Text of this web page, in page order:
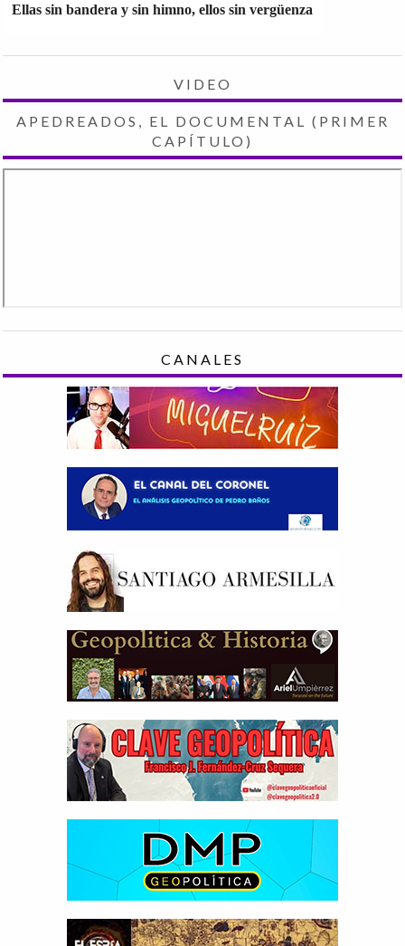
Ellas sin bandera y sin himno, ellos sin vergüenza
VIDEO
APEDREADOS, EL DOCUMENTAL (PRIMER
CAPÍTULO)
CANALES